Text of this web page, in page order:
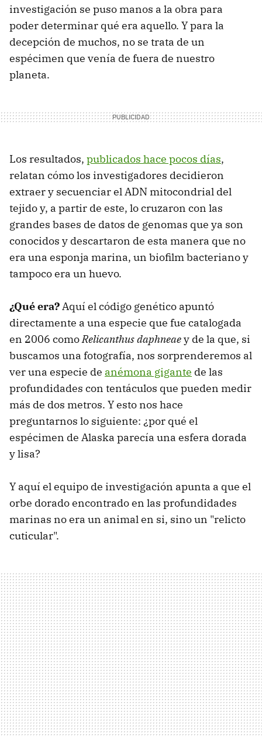
investigación se puso manos a la obra para
poder determinar qué era aquello. Y para la
decepción de muchos, no se trata de un
espécimen que venía de fuera de nuestro
planeta.
Los resultados, publicados hace pocos días,
relatan cómo los investigadores decidieron
extraer y secuenciar el ADN mitocondrial del
tejido y, a partir de este, lo cruzaron con las
grandes bases de datos de genomas que ya son
conocidos y descartaron de esta manera que no
era una esponja marina, un biofilm bacteriano y
tampoco era un huevo.
¿Qué era?Aquí el código genético apuntó
directamente a una especie que fue catalogada
en 2006 comoRelicanthus daphneaey de la que, si
buscamos una fotografía, nos sorprenderemos al
ver una especie de anémona gigante de las
profundidades con tentáculos que pueden medir
más de dos metros. Y esto nos hace
preguntarnos lo siguiente: ¿por qué el
espécimen de Alaska parecía una esfera dorada
y lisa?
Y aquí el equipo de investigación apunta a que el
orbe dorado encontrado en las profundidades
marinas no era un animal en si, sino un "relicto
cuticular".